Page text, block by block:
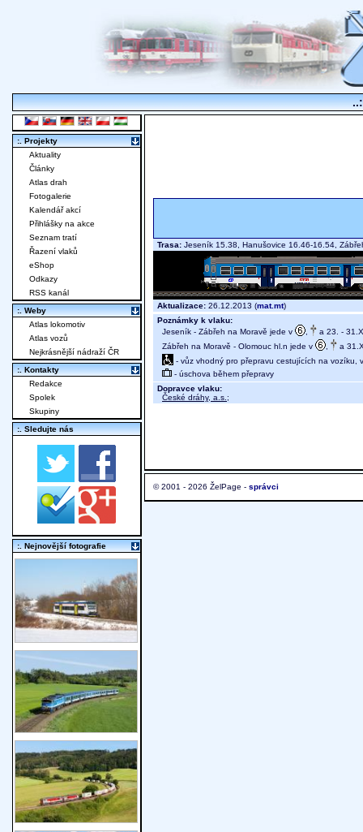
Trasa: Jeseník 15.38, Hanušovice 16.46-16.54,
Aktualizace: 26.12.2013 (mat.mt)
Poznámky k vlaku:
Jeseník - Zábřeh na Moravě jede v
a 23. -
Zábřeh na Moravě - Olomouc hl.n jede v
a
- vůz vhodný pro přepravu cestujících na vozíku,
- úschova během přepravy
Dopravce vlaku:
České dráhy, a.s. ;
© 2001 - 2026 ŽelPage - správci
:. Projekty
Aktuality
Články
Atlas drah
Fotogalerie
Kalendář akcí
Přihlášky na akce
Seznam tratí
Řazení vlaků
eShop
Odkazy
RSS kanál
:. Weby
Atlas lokomotiv
Atlas vozů
Nejkrásnější nádraží ČR
:. Kontakty
Redakce
Spolek
Skupiny
:. Sledujte nás
:. Nejnovější fotografie